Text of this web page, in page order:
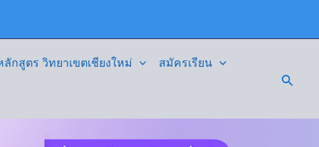
กสูตร วิทยาเขตเชียงใหม่ สมัครเรียน